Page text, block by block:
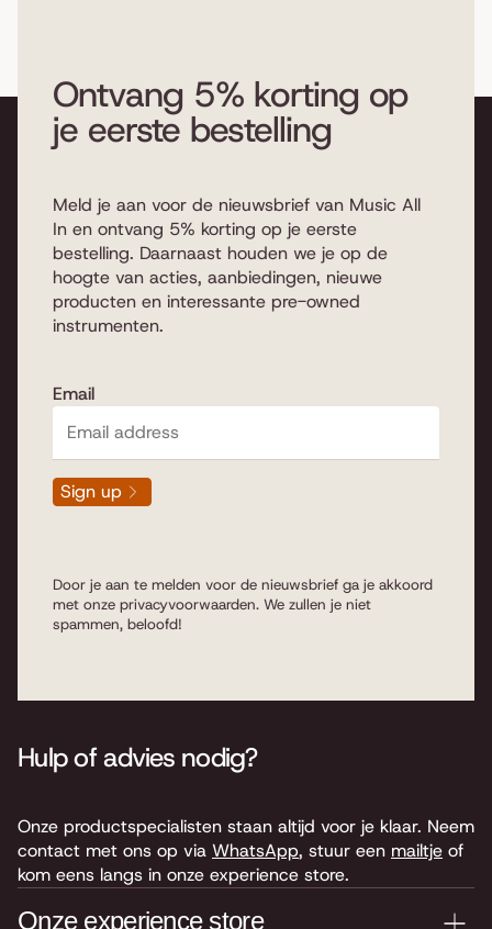
Ontvang 5% korting op
je eerste bestelling
Meld je aan voor de nieuwsbrief van Music All
In en ontvang 5% korting op je eerste
bestelling. Daarnaast houden we je op de
hoogte van acties, aanbiedingen, nieuwe
producten en interessante pre-owned
instrumenten.
Email
Sign up
Door je aan te melden voor de nieuwsbrief ga je akkoord
met onze privacyvoorwaarden. We zullen je niet
spammen, beloofd!
Hulp of advies nodig?
Onze productspecialisten staan altijd voor je klaar. Neem
contact met ons op via WhatsApp, stuur een mailtje of
kom eens langs in onze experience store.
Onze experience store